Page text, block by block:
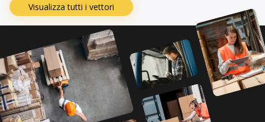
Visualizza tutti i vettori